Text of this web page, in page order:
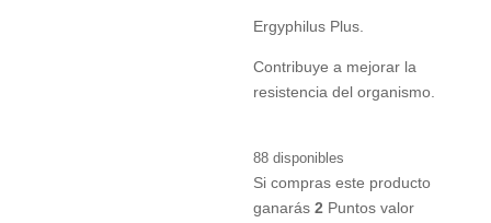
Ergyphilus Plus.
Contribuye a mejorar la
resistencia del organismo.
88 disponibles
Si compras este producto
ganarás2 Puntos valor